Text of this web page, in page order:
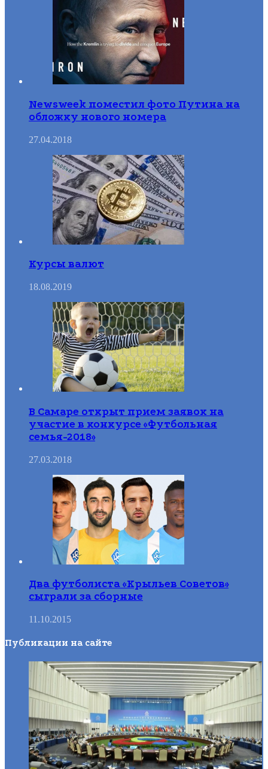
Newsweek поместил фото Путина на
обложку нового номера
27.04.2018
Курсы валют
18.08.2019
В Самаре открыт прием заявок на
участие в конкурсе «Футбольная
семья-2018»
27.03.2018
Два футболиста «Крыльев Советов»
сыграли за сборные
11.10.2015
Публикации на сайте